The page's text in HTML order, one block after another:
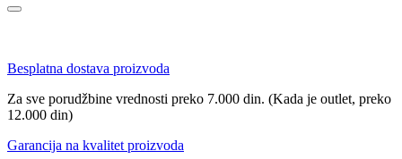
Besplatna dostava proizvoda
Za sve porudžbine vrednosti preko 7.000 din. (Kada je outlet, preko
12.000 din)
Garancija na kvalitet proizvoda